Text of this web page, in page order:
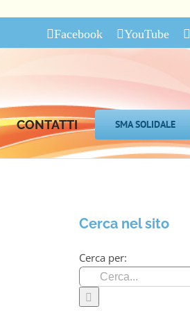
Facebook YouTube
CONTATTI SMA SOLIDALE
Cerca nel sito
Cerca per: